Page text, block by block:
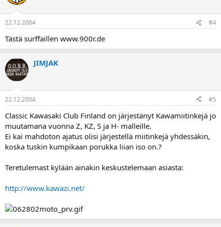
22.12.2004 #4
Tästä surffaillen www.900r.de
JIMJAK
22.12.2004 #5
Classic Kawasaki Club Finland on järjestänyt Kawamiitinkejä jo
muutamana vuonna Z, KZ, S ja H- malleille.
Ei kai mahdoton ajatus olisi järjestellä miitinkejä yhdessäkin,
koska tuskin kumpikaan porukka liian iso on.?
Teretulemast kylään ainakin keskustelemaan asiasta:
http://www.kawazi.net/